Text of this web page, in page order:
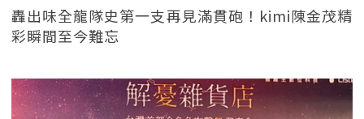
轟出味全龍隊史第一支再見滿貫砲！kimi陳金茂精
彩瞬間至今難忘